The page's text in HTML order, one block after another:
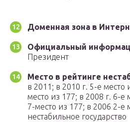
Доменная зона в
Официальный
Президент
Место в рейтинге
в 2011; в 2010 г. 5-е место
место из 177; в 2008 г. 6-е
7-место из 177; в 2006 2-е
нестабильное государство